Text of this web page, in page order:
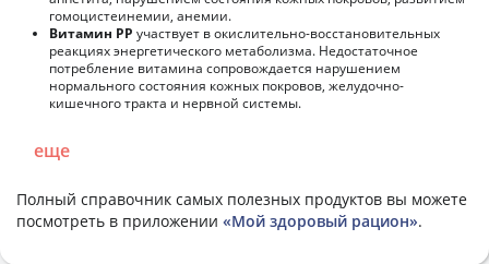
гомоцистеинемии, анемии.
Витамин РР участвует в окислительно-восстановительных
реакциях энергетического метаболизма. Недостаточное
потребление витамина сопровождается нарушением
нормального состояния кожных покровов, желудочно-
кишечного тракта и нервной системы.
еще
Полный справочник самых полезных продуктов вы можете
посмотреть в приложении «Мой здоровый рацион».